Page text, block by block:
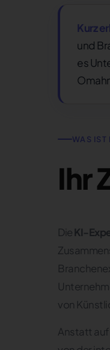
Kurz
und
es
WAS
Ihr
Die KI-
von
Anstatt auf